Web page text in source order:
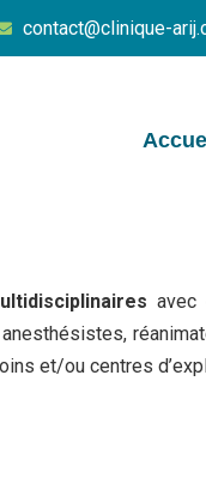
contact@clinique-
avec
et/ou centres